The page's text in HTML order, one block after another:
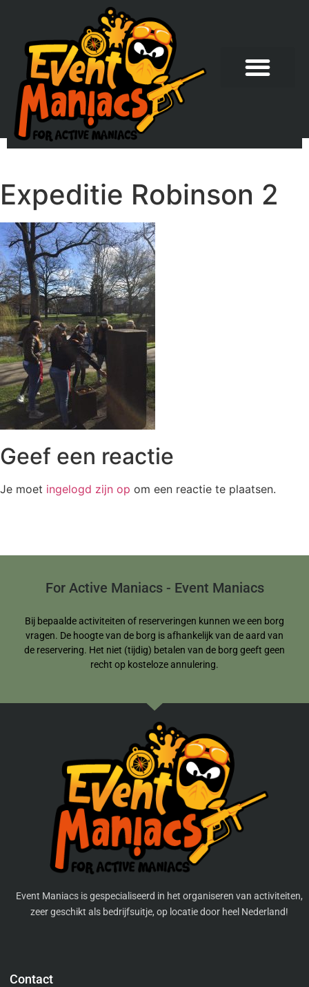
Expeditie Robinson 2
Geef een reactie
Je moet ingelogd zijn op om een reactie te plaatsen.
For Active Maniacs - Event Maniacs
Bij bepaalde activiteiten of reserveringen kunnen we een borg
vragen. De hoogte van de borg is afhankelijk van de aard van
de reservering. Het niet (tijdig) betalen van de borg geeft geen
recht op kosteloze annulering.
Event Maniacs is gespecialiseerd in het organiseren van activiteiten,
zeer geschikt als bedrijfsuitje, op locatie door heel Nederland!
Contact